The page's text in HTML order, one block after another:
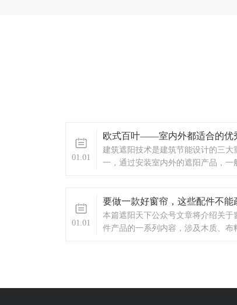
01.01
建筑遮阳技术是建筑节能设计的三大
一，通过安装室内外的遮阳产品，一
01.01
要做一款好窗帘，这些配件不能
本篇遮阳天下公众号文章将介绍关于
件产品的一系列内容，涉及木质、布